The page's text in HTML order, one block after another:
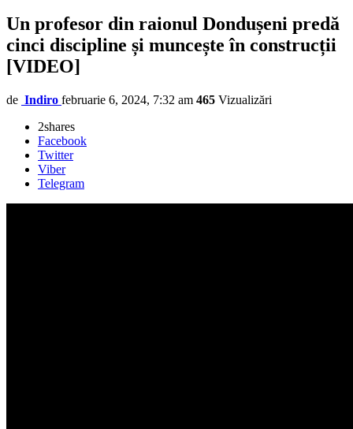
Un profesor din raionul Dondușeni predă
cinci discipline și muncește în construcții
[VIDEO]
de Indiro februarie 6, 2024, 7:32 am 465 Vizualizări
2shares
Facebook
Twitter
Viber
Telegram